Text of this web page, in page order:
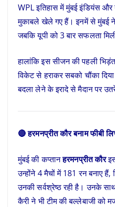
WPL इतिहास में मुंबई इंडियंस और
मुकाबले खेले गए हैं। इनमें से मुंबई ने
जबकि यूपी को 3 बार सफलता
हालांकि इस सीजन की पहली
विकेट से हराकर सबको चौंका
बदला लेने के इरादे से मैदान पर
🔴 हरमनप्रीत कौर बनाम फीबी
मुंबई की कप्तानहरमनप्रीत कौर
उन्होंने 4 मैचों में 181 रन बनाए हैं,
उनकी सर्वश्रेष्ठ रही है। उनके
कैरी ने भी टीम की बल्लेबाजी को